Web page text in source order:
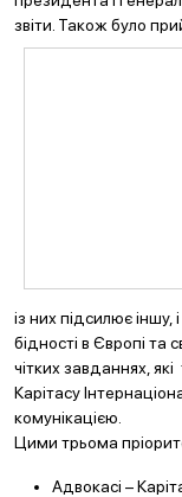
звіти. Також було
із них підсилює
бідності в Європі та
чітких завданнях, які
Карітасу
комунікацією.
Цими трьома
Адвокасі –